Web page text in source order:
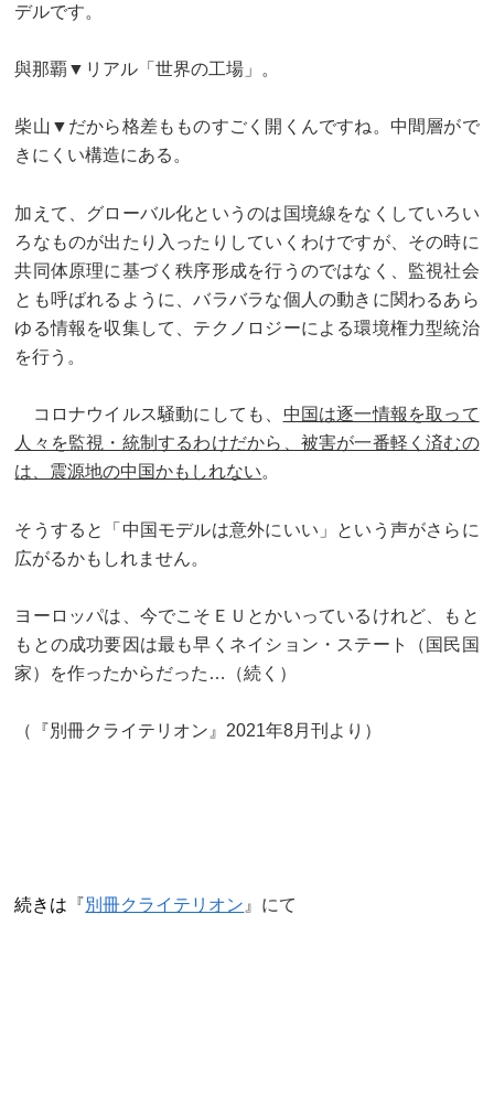
デルです。
與那覇▼リアル「世界の工場」。
柴山▼だから格差もものすごく開くんですね。中間層がで
きにくい構造にある。
加えて、グローバル化というのは国境線をなくしていろい
ろなものが出たり入ったりしていくわけですが、その時に
共同体原理に基づく秩序形成を行うのではなく、監視社会
とも呼ばれるように、バラバラな個人の動きに関わるあら
ゆる情報を収集して、テクノロジーによる環境権力型統治
を行う。
コロナウイルス騒動にしても、 中国は逐一情報を取って
人々を監視・統制するわけだから、被害が一番軽く済むの
は、震源地の中国かもしれない。
そうすると「中国モデルは意外にいい」という声がさらに
広がるかもしれません。
ヨーロッパは、今でこそＥＵとかいっているけれど、もと
もとの成功要因は最も早くネイション・ステート（国民国
家）を作ったからだった…（続く）
（『別冊クライテリオン』2021年8月刊より）
続きは 『別冊クライテリオン 』にて